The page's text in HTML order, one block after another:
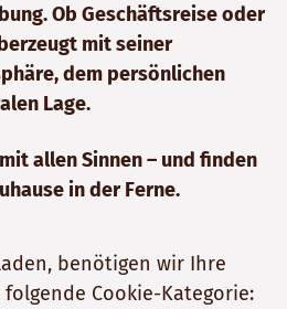
Ob Geschäftsreise oder
mit seiner
dem persönlichen
Lage.
allen Sinnen – und finden
in der Ferne.
benötigen wir Ihre
Cookie-Kategorie: